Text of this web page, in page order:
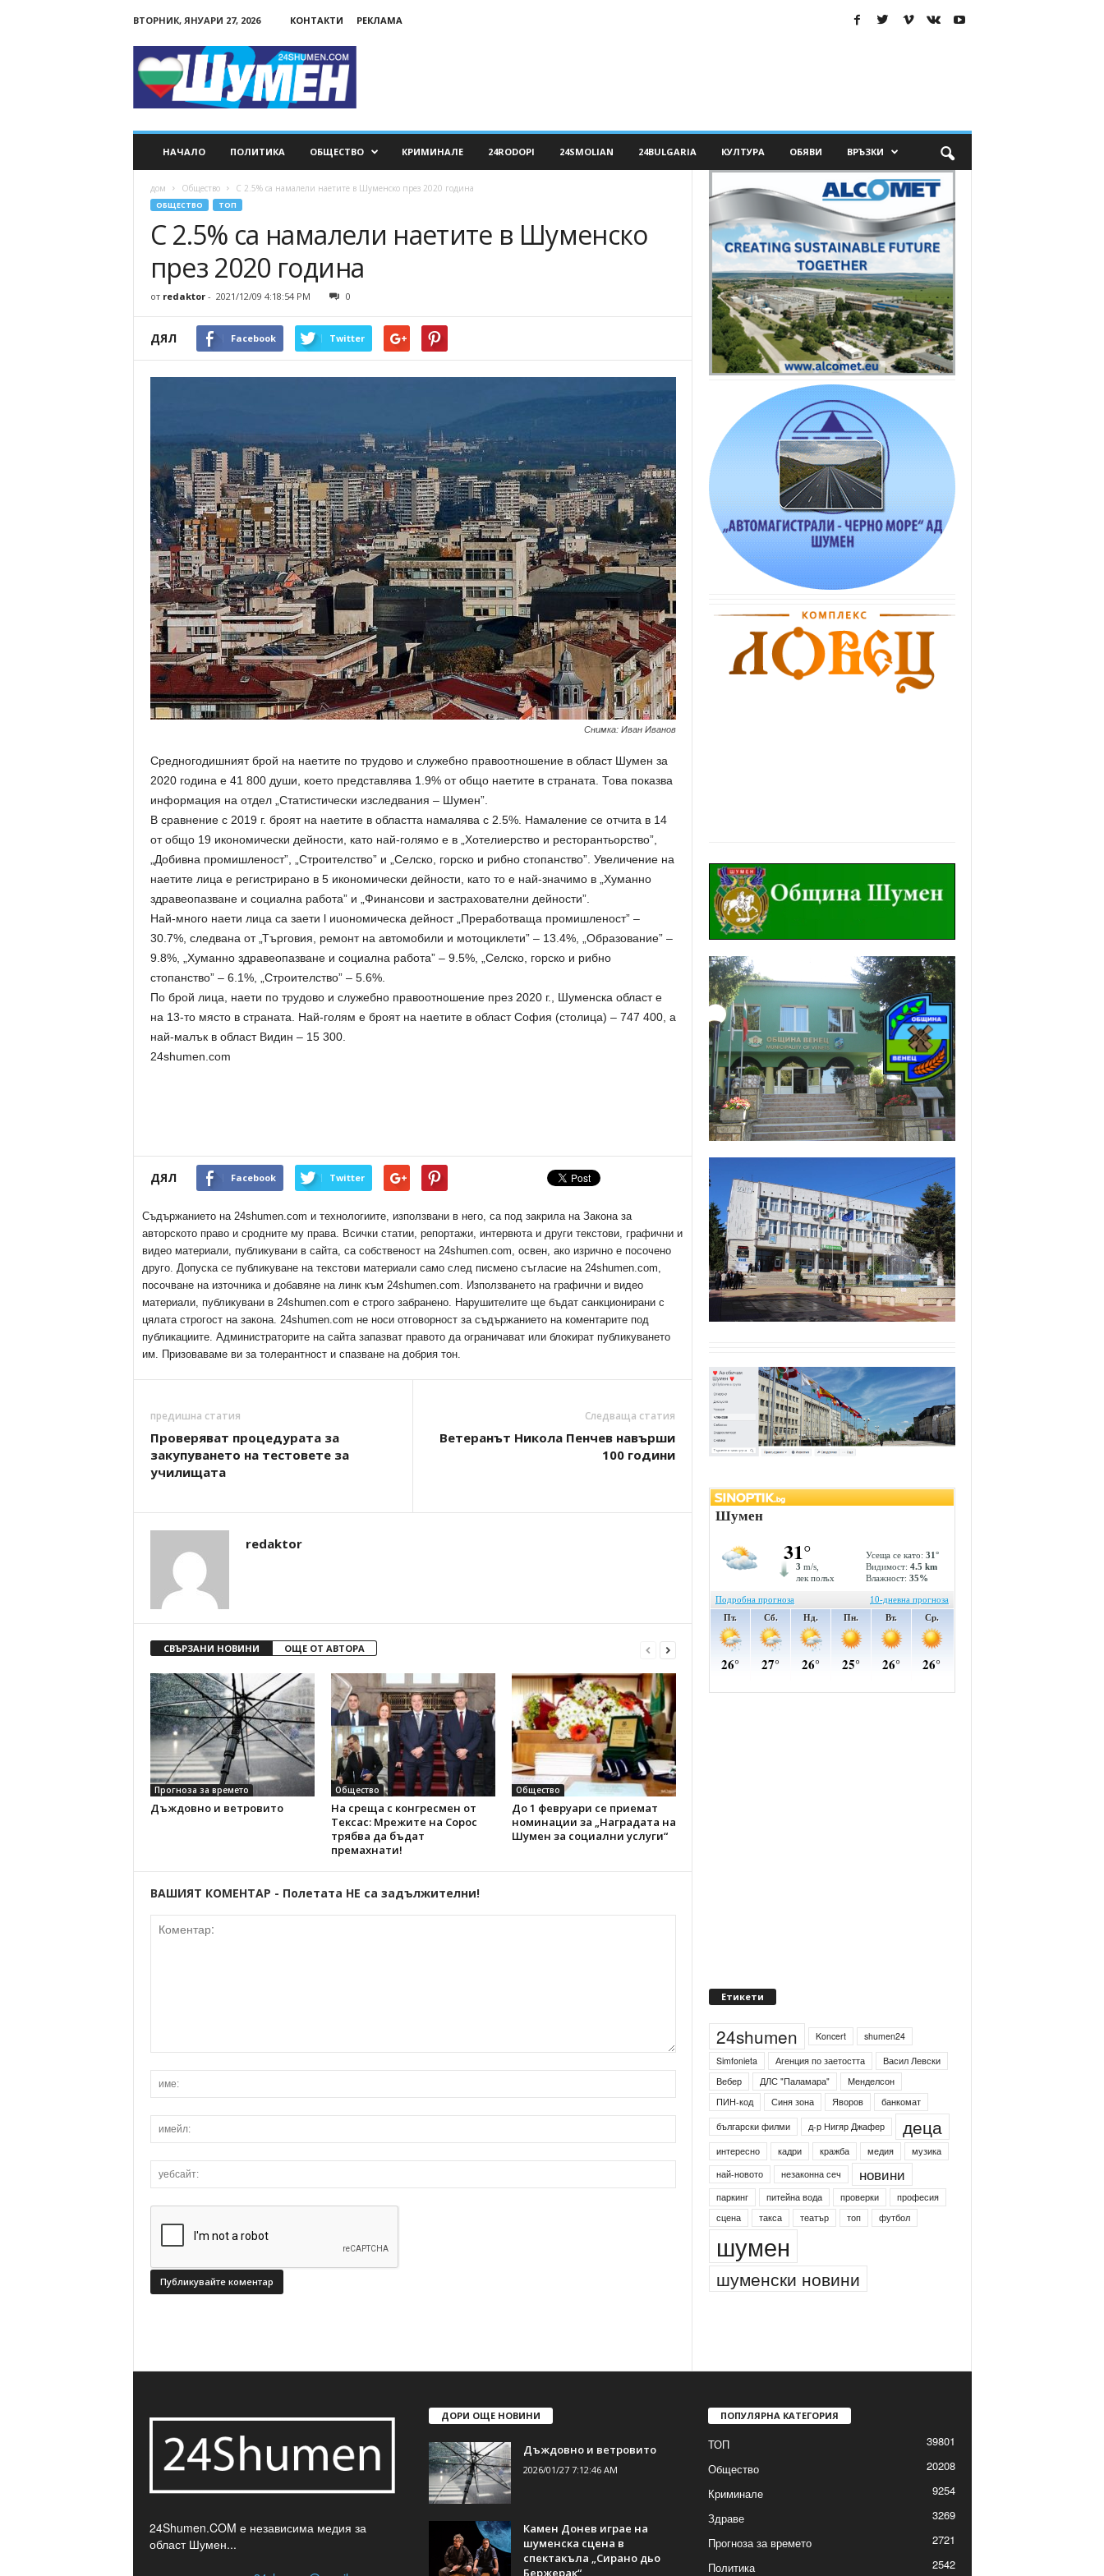
ВТОРНИК, ЯНУАРИ 27, 2026 КОНТАКТИ РЕКЛАМА
НАЧАЛО ПОЛИТИКА ОБЩЕСТВО КРИМИНАЛЕ 24RODOPI 24SMOLIAN 24BULGARIA КУЛТУРА ОБЯВИ ВРЪЗКИ
дом Общество С 2.5% са намалели наетите в Шуменско през 2020 година
ОБЩЕСТВО ТОП
С 2.5% са намалели наетите в Шуменско
през 2020 година
от redaktor- 2021/12/09 4:18:54 PM 0
ДЯЛ Facebook Twitter
Снимка: Иван Иванов
Средногодишният брой на наетите по трудово и служебно правоотношение в област Шумен за
2020 година е 41 800 души, което представлява 1.9% от общо наетите в страната. Това показва
информация на отдел „Статистически изследвания – Шумен”.
В сравнение с 2019 г. броят на наетите в областта намалява с 2.5%. Намаление се отчита в 14
от общо 19 икономически дейности, като най-голямо е в „Хотелиерство и ресторантьорство”,
„Добивна промишленост”, „Строителство” и „Селско, горско и рибно стопанство”. Увеличение на
наетите лица е регистрирано в 5 икономически дейности, като то е най-значимо в „Хуманно
здравеопазване и социална работа” и „Финансови и застрахователни дейности”.
Най-много наети лица са заети l иuономическа дейност „Преработваща промишленост” –
30.7%, следвана от „Търговия, ремонт на автомобили и мотоциклети” – 13.4%, „Образование” –
9.8%, „Хуманно здравеопазване и социална работа” – 9.5%, „Селско, горско и рибно
стопанство” – 6.1%, „Строителство” – 5.6%.
По брой лица, наети по трудово и служебно правоотношение през 2020 г., Шуменска област е
на 13-то място в страната. Най-голям е броят на наетите в област София (столица) – 747 400, а
най-малък в област Видин – 15 300.
24shumen.com
ДЯЛ Facebook Twitter
Съдържанието на 24shumen.com и технологиите, използвани в него, са под закрила на Закона за
авторското право и сродните му права. Всички статии, репортажи, интервюта и други текстови, графични и
видео материали, публикувани в сайта, са собственост на 24shumen.com, освен, ако изрично е посочено
друго. Допуска се публикуване на текстови материали само след писмено съгласие на 24shumen.com,
посочване на източника и добавяне на линк към 24shumen.com. Използването на графични и видео
материали, публикувани в 24shumen.com е строго забранено. Нарушителите ще бъдат санкционирани с
цялата строгост на закона. 24shumen.com не носи отговорност за съдържанието на коментарите под
публикациите. Администраторите на сайта запазват правото да ограничават или блокират публикуването
им. Призоваваме ви за толерантност и спазване на добрия тон.
предишна статия
Проверяват процедурата за
закупуването на тестовете за
училищата
Следваща статия
Ветеранът Никола Пенчев навърши
100 години
redaktor
СВЪРЗАНИ НОВИНИ ОЩЕ ОТ АВТОРА
Прогноза за времето
Дъждовно и ветровито
Общество
На среща с конгресмен от
Тексас: Мрежите на Сорос
трябва да бъдат
премахнати!
Общество
До 1 февруари се приемат
номинации за „Наградата на
Шумен за социални услуги“
ВАШИЯТ КОМЕНТАР - Полетата НЕ са задължителни!
Етикети
24shumen Koncert
shumen24
Simfonieta
Агенция по заетостта
Васил Левски
Вебер
ДЛС "Паламара"
Менделсон
ПИН-код
Синя зона Яворов
банкомат
български филми
д-р Нигяр Джафер деца
интересно кадри кражба медия
музика
най-новото
незаконна сеч новини
паркинг питейна вода проверки
професия
сцена
такса театър топ футбол
шумен
шуменски новини
24Shumen.COM е независима медия за
област Шумен...
ДОРИ ОЩЕ НОВИНИ
Дъждовно и ветровито
2026/01/27 7:12:46 AM
Камен Донев играе на
шуменска сцена в
спектакъла „Сирано дьо
Бержерак“
ПОПУЛЯРНА КАТЕГОРИЯ
ТОП
39801
Общество
20208
Криминале
9254
Здраве
3269
Прогноза за времето
2721
Политика
2542